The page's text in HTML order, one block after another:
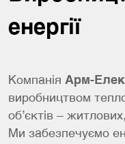
енергії
Компанія Арм-
виробництвом
об’єктів –
Ми забезпечуємо